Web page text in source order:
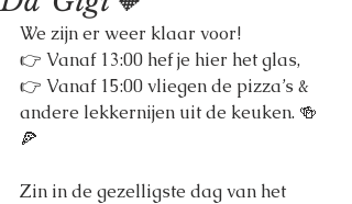
We zijn er weer klaar voor!
👉 Vanaf 13:00 hef je hier het glas,
👉 Vanaf 15:00 vliegen de pizza’s &
andere lekkernijen uit de keuken. 🍻
🍕
Zin in de gezelligste dag van het